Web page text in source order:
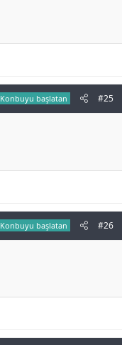
Konbuyu başlatan #25
Konbuyu başlatan #26